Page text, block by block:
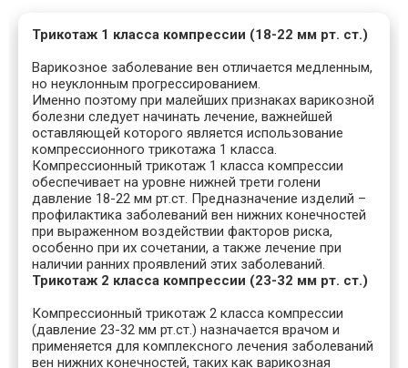
Трикотаж 1 класса компрессии (18-22 мм рт. ст.)
Варикозное заболевание вен отличается медленным,
но неуклонным прогрессированием.
Именно поэтому при малейших признаках варикозной
болезни следует начинать лечение, важнейшей
оставляющей которого является использование
компрессионного трикотажа 1 класса.
Компрессионный трикотаж 1 класса компрессии
обеспечивает на уровне нижней трети голени
давление 18-22 мм рт.ст. Предназначение изделий –
профилактика заболеваний вен нижних конечностей
при выраженном воздействии факторов риска,
особенно при их сочетании, а также лечение при
наличии ранних проявлений этих заболеваний.
Трикотаж 2 класса компрессии (23-32 мм рт. ст.)
Компрессионный трикотаж 2 класса компрессии
(давление 23-32 мм рт.ст.) назначается врачом и
применяется для комплексного лечения заболеваний
вен нижних конечностей, таких как варикозная